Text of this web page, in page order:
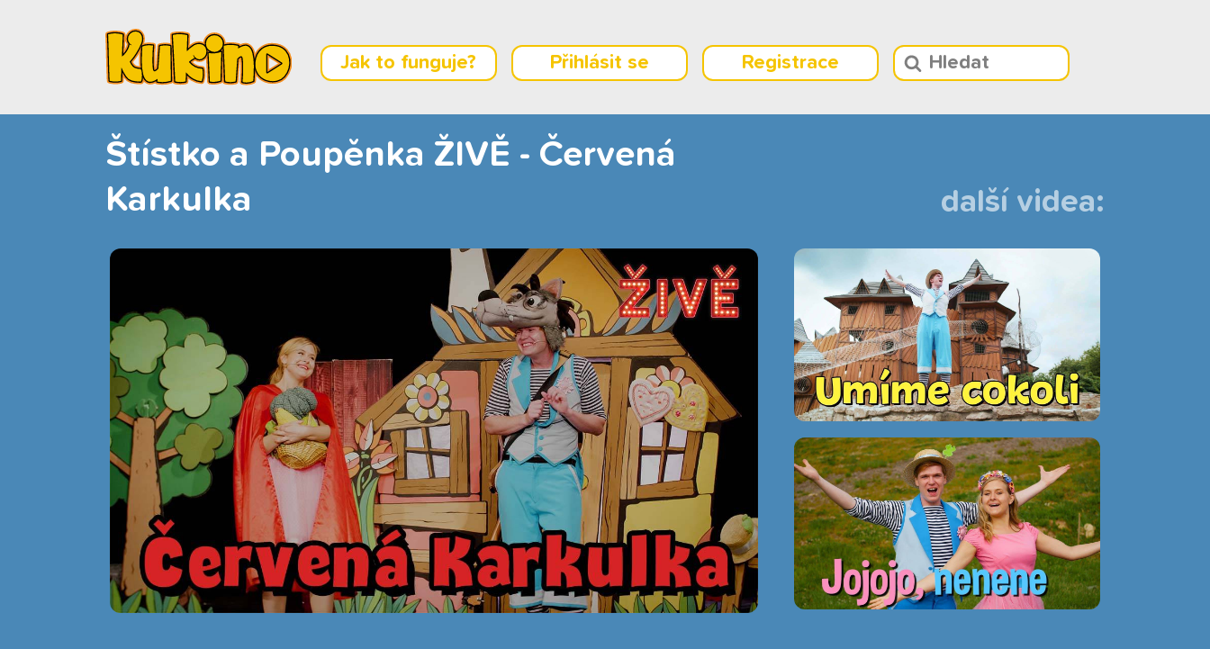
Jak to funguje? Přihlásit se Registrace
Štístko a Poupěnka ŽIVĚ - Červená
Karkulka
další videa: